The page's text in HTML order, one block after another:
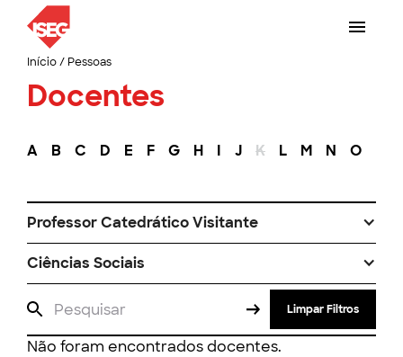
Início/ Pessoas
Docentes
A B C D E F G H I J K L M N O
Professor Catedrático Visitante
Ciências Sociais
Limpar Filtros
Não foram encontrados docentes.